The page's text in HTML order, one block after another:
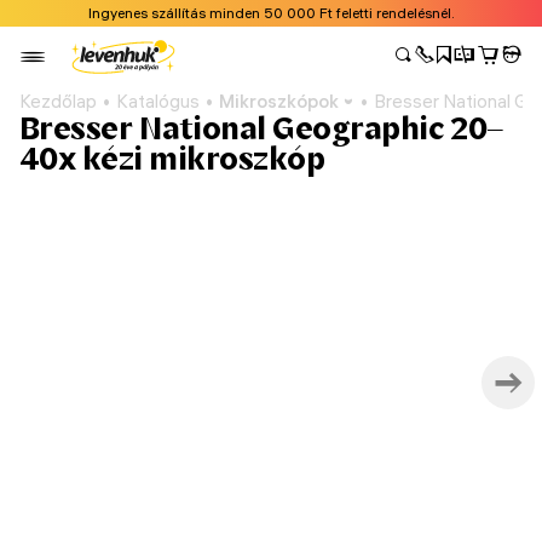
Ingyenes szállítás minden 50 000 Ft feletti rendelésnél.
Kezdőlap Katalógus Mikroszkópok Bresser National
Bresser National Geographic 20–
40x kézi mikroszkóp